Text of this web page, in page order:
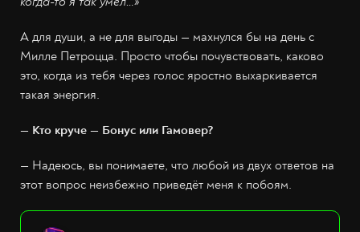
А для души, а не для выгоды — махнулся бы на день с
Милле Петроцца. Просто чтобы почувствовать, каково
это, когда из тебя через голос яростно выхаркивается
такая энергия.
— Кто круче — Бонус или Гамовер?
— Надеюсь, вы понимаете, что любой из двух ответов на
этот вопрос неизбежно приведёт меня к побоям.